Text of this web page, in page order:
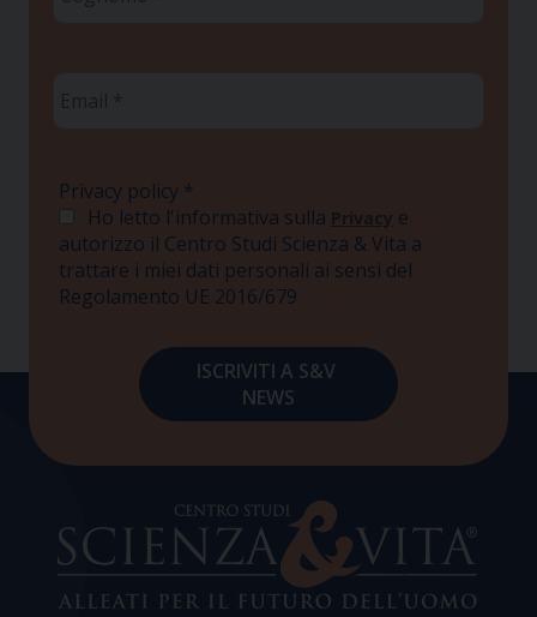
Privacy policy *
Ho letto l'informativa sulla Privacy e
autorizzo il Centro Studi Scienza & Vita a
trattare i miei dati personali ai sensi del
Regolamento UE 2016/679